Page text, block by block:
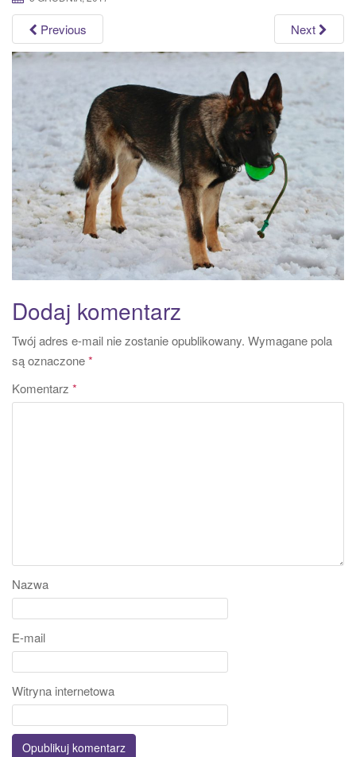
a
t
i
Previous Next
Dodaj komentarz
Twój adres e-mail nie zostanie opublikowany. Wymagane pola
są oznaczone*
Komentarz *
Nazwa
E-mail
Witryna internetowa